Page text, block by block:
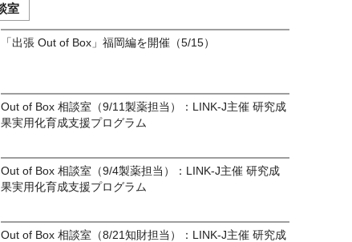
室
「出張 Out of Box」福岡編を開催（5/15）
Out of Box 相談室（9/11製薬担当）：LINK-J主催 研究成
果実用化育成支援プログラム
Out of Box 相談室（9/4製薬担当）：LINK-J主催 研究成
果実用化育成支援プログラム
Out of Box 相談室（8/21知財担当）：LINK-J主催 研究成